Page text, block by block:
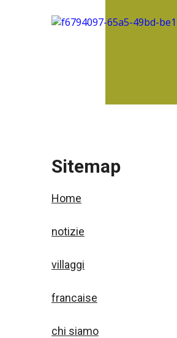
Sitemap
Home
notizie
villaggi
francaise
chi siamo